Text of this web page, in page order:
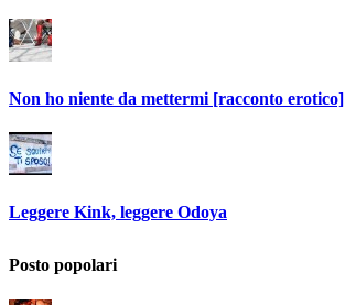
Non ho niente da mettermi [racconto erotico]
Leggere Kink, leggere Odoya
Posto popolari